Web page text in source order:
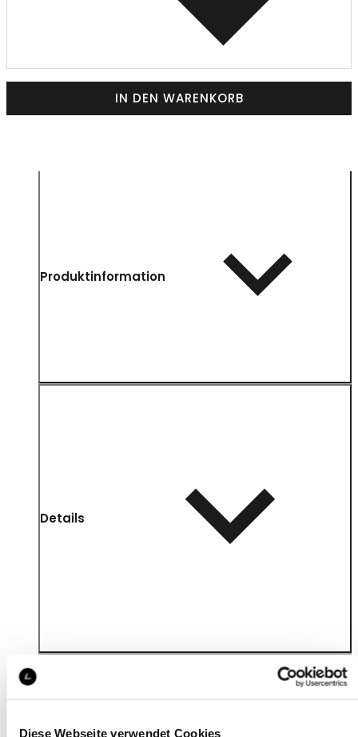
Diese Webseite verwendet Cookies
IN DEN WARENKORB
Produktinformation
Details